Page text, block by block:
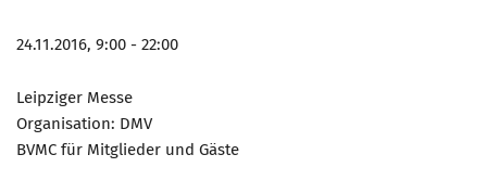
24.11.2016, 9:00 - 22:00
Leipziger Messe
Organisation: DMV
BVMC für Mitglieder und Gäste